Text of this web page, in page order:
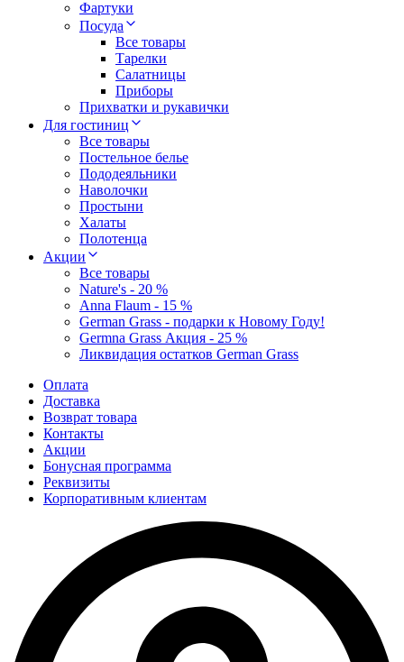
Фартуки
Посуда
Все товары
Тарелки
Салатницы
Приборы
Прихватки и рукавички
Для гостиниц
Все товары
Постельное белье
Пододеяльники
Наволочки
Простыни
Халаты
Полотенца
Акции
Все товары
Nature's - 20 %
Anna Flaum - 15 %
German Grass - подарки к Новому Году!
Germna Grass Акция - 25 %
Ликвидация остатков German Grass
Оплата
Доставка
Возврат товара
Контакты
Акции
Бонусная программа
Реквизиты
Корпоративным клиентам